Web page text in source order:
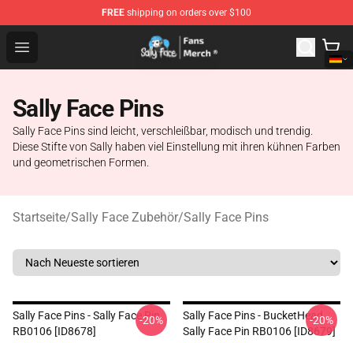
FREE shipping on orders over $100
Open menu
Sally Face Store - Official Sally Face Merchandise Shop
Sally Face Pins
Sally Face Pins sind leicht, verschleißbar, modisch und trendig.
Diese Stifte von Sally haben viel Einstellung mit ihren kühnen Farben
und geometrischen Formen.
Startseite/Sally Face Zubehör/Sally Face Pins
Sally Face Pins - Sally Face Pin
RB0106 [ID8678]
-20%
Sally Face Pins - BucketHead
Sally Face Pin RB0106 [ID8679]
-20%